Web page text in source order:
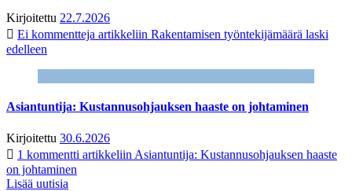
Kirjoitettu 22.7.2026
Ei kommentteja artikkeliin Rakentamisen työntekijämäärä laski
edelleen
Asiantuntija: Kustannusohjauksen haaste on johtaminen
Kirjoitettu 30.6.2026
1 kommentti artikkeliin Asiantuntija: Kustannusohjauksen haaste
on johtaminen
Lisää uutisia